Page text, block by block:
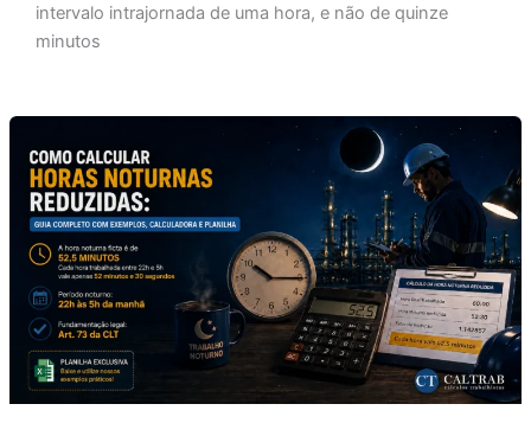
intervalo intrajornada de uma hora, e não de quinze
minutos